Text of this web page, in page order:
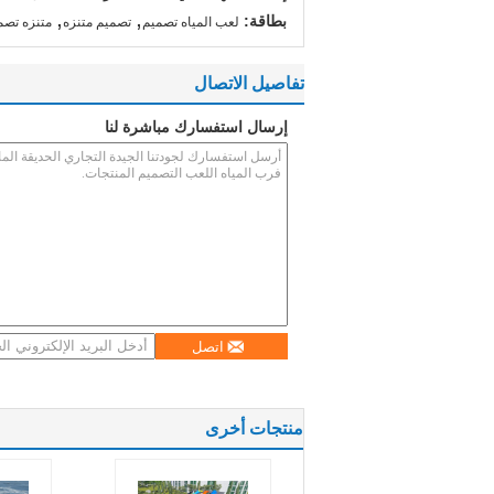
بطاقة: لعب المياه تصميم تصميم متنزه متنزه
تفاصيل الاتصال
إرسال استفسارك مباشرة لنا
اتصل
منتجات أخرى